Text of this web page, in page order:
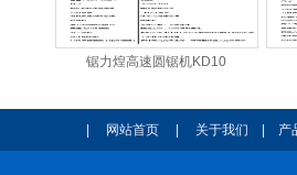
锯力煌高速圆锯机KD10
网站首页| 关于我们 产